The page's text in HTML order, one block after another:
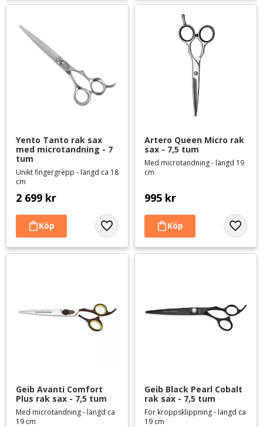
Yento Tanto rak sax
med microtandning - 7
tum
Unikt fingergrepp - längd ca 18
cm
2 699 kr
Lägg till i favoriter
Artero Queen Micro rak
sax - 7,5 tum
Med microtandning - längd 19
cm
995 kr
Lägg
Geib Avanti Comfort
Plus rak sax - 7,5 tum
Med microtandning - längd ca
19 cm
Geib Black Pearl Cobalt
rak sax - 7,5 tum
För kroppsklippning - längd ca
19 cm